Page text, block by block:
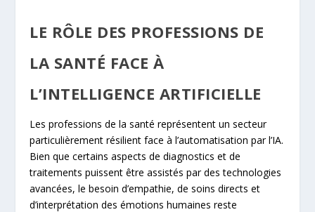
LE RÔLE DES PROFESSIONS DE
LA SANTÉ FACE À
L’INTELLIGENCE ARTIFICIELLE
Les professions de la santé représentent un secteur
particulièrement résilient face à l’automatisation par l’IA.
Bien que certains aspects de diagnostics et de
traitements puissent être assistés par des technologies
avancées, le besoin d’empathie, de soins directs et
d’interprétation des émotions humaines reste